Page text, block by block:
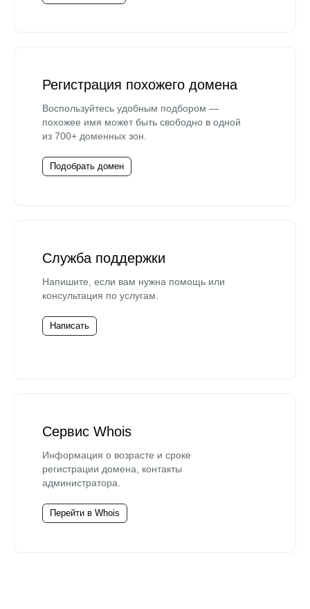
Регистрация похожего домена
Воспользуйтесь удобным подбором —
похожее имя может быть свободно в одной
из 700+ доменных зон.
Подобрать домен
Служба поддержки
Напишите, если вам нужна помощь или
консультация по услугам.
Написать
Сервис Whois
Информация о возрасте и сроке
регистрации домена, контакты
администратора.
Перейти в Whois